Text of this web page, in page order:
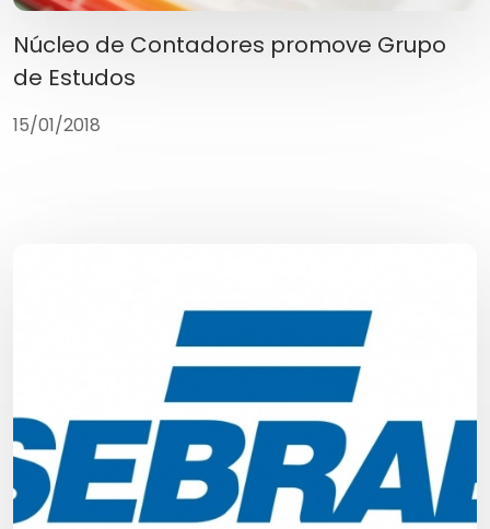
Núcleo de Contadores promove Grupo
de Estudos
15/01/2018